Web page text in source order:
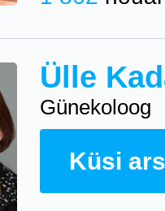
Ülle
Günekoloog
Küsi